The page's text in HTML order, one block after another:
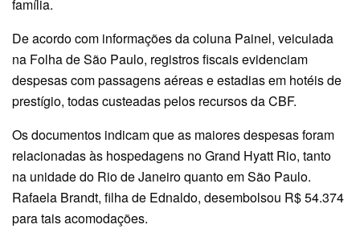
família.
De acordo com informações da coluna Painel, veiculada
na Folha de São Paulo, registros fiscais evidenciam
despesas com passagens aéreas e estadias em hotéis de
prestígio, todas custeadas pelos recursos da CBF.
Os documentos indicam que as maiores despesas foram
relacionadas às hospedagens no Grand Hyatt Rio, tanto
na unidade do Rio de Janeiro quanto em São Paulo.
Rafaela Brandt, filha de Ednaldo, desembolsou R$ 54.374
para tais acomodações.